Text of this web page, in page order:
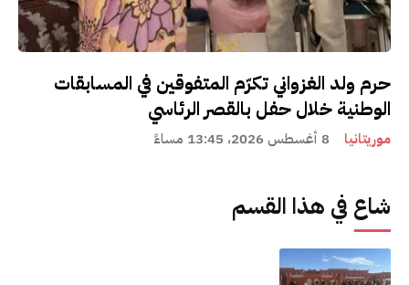
حرم ولد الغزواني تكرّم المتفوقين في المسابقات
الوطنية خلال حفل بالقصر الرئاسي
موريتانيا 8 أغسطس 2026، 13:45 مساءً
شاع في هذا القسم